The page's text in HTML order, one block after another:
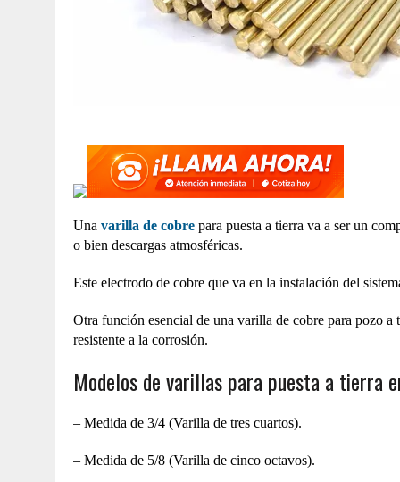
Una varilla de cobre para puesta a tierra va a ser un
o bien descargas atmosféricas.
Este electrodo de cobre que va en la instalación del
Otra función esencial de una varilla de cobre para pozo
resistente a la corrosión.
Modelos de varillas para puesta a tierra
– Medida de 3/4 (Varilla de tres cuartos).
– Medida de 5/8 (Varilla de cinco octavos).